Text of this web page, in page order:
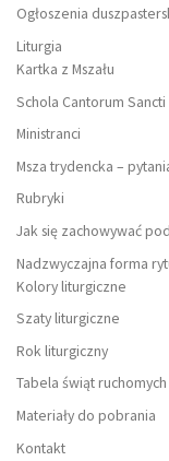
Ogłoszenia
Liturgia
Kartka z Mszału
Schola Cantorum
Ministranci
Msza trydencka –
Rubryki
Jak się zachowywać
Nadzwyczajna forma
Kolory liturgiczne
Szaty liturgiczne
Rok liturgiczny
Tabela świąt ruchomych
Materiały do pobrania
Kontakt